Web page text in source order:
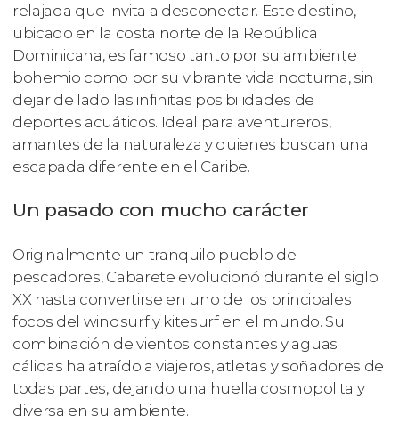
relajada que invita a desconectar. Este destino,
ubicado en la costa norte de la República
Dominicana, es famoso tanto por su ambiente
bohemio como por su vibrante vida nocturna, sin
dejar de lado las infinitas posibilidades de
deportes acuáticos. Ideal para aventureros,
amantes de la naturaleza y quienes buscan una
escapada diferente en el Caribe.
Un pasado con mucho carácter
Originalmente un tranquilo pueblo de
pescadores, Cabarete evolucionó durante el siglo
XX hasta convertirse en uno de los principales
focos del windsurf y kitesurf en el mundo. Su
combinación de vientos constantes y aguas
cálidas ha atraído a viajeros, atletas y soñadores de
todas partes, dejando una huella cosmopolita y
diversa en su ambiente.